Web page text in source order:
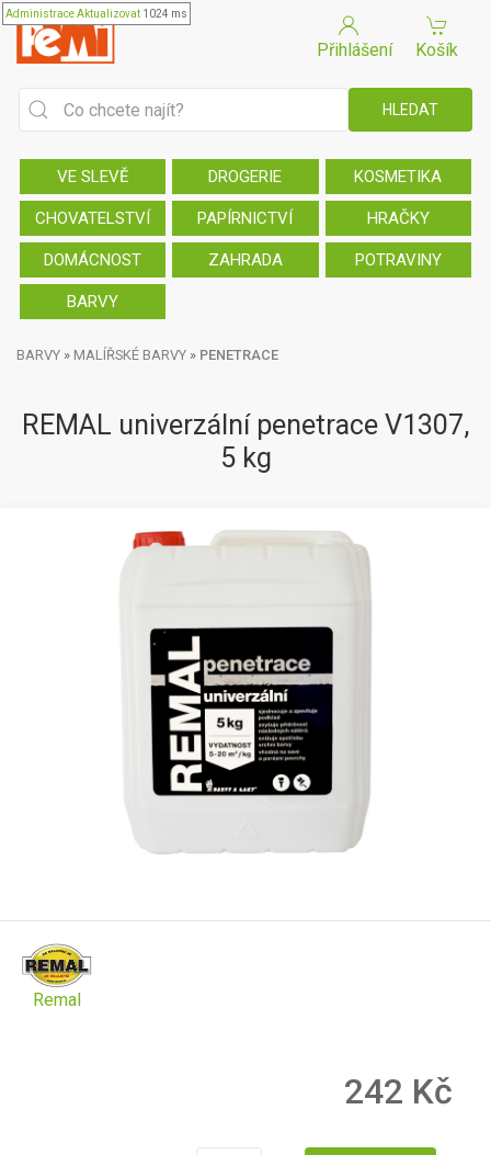
AdministraceAktualizovat 1024 ms
Přihlášení Košík
VE SLEVĚ DROGERIE KOSMETIKA
CHOVATELSTVÍ PAPÍRNICTVÍ HRAČKY
DOMÁCNOST ZAHRADA POTRAVINY
BARVY
BARVY » MALÍŘSKÉ BARVY » PENETRACE
REMAL univerzální penetrace V1307,
5 kg
Remal
242 Kč